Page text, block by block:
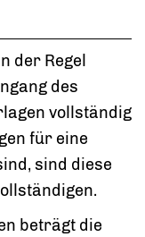
der Regel
des
vollständig
für eine
sind diese
beträgt die